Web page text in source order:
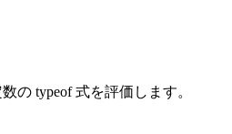
の typeof 式を評価します。